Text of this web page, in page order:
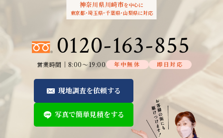
神奈川県川崎市を中心に
東京都・埼玉県・千葉県・山梨県に対応
0120-163-855
営業時間│8:00～19:00 年中無休 即日対応
現地調査を依頼する
写真で簡単見積をする